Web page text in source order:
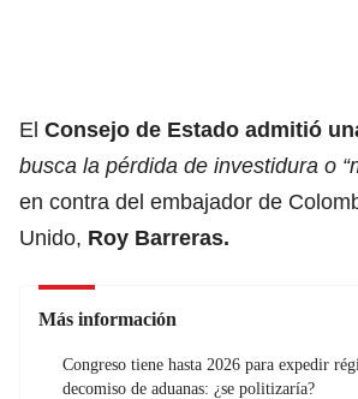
El Consejo de Estado admitió
busca la pérdida de investidura o
en contra del embajador de
Unido, Roy Barreras.
Más información
Congreso tiene hasta 2026 para expedir
decomiso de aduanas: ¿se politizaría?